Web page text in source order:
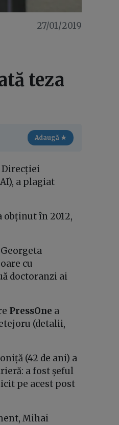
27/01/2019
teza
Adaugă ★
Direcției
a plagiat
în 2012,
cu
doctoranzi ai
PressOne a
(detalii,
(42 de ani) a
a fost șeful
pe acest post
Mihai